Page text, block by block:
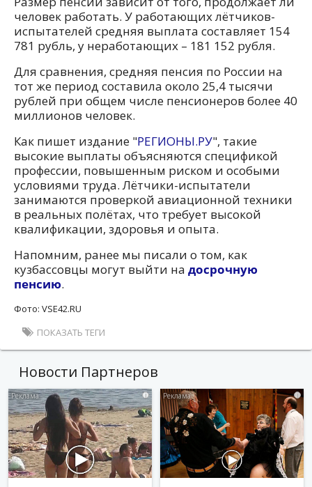
человек работать. У работающих лётчиков-
испытателей средняя выплата составляет 154
781 рубль, у неработающих – 181 152 рубля.
Для сравнения, средняя пенсия по России на
тот же период составила около 25,4 тысячи
рублей при общем числе пенсионеров более 40
миллионов человек.
Как пишет издание "РЕГИОНЫ.РУ", такие
высокие выплаты объясняются спецификой
профессии, повышенным риском и особыми
условиями труда. Лётчики-испытатели
занимаются проверкой авиационной техники
в реальных полётах, что требует высокой
квалификации, здоровья и опыта.
Напомним, ранее мы писали о том, как
кузбассовцы могут выйти на досрочную
пенсию.
Фото: VSE42.RU
ПОКАЗАТЬ ТЕГИ
Новости Партнеров
i i